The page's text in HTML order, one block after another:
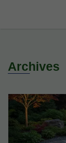
Archives